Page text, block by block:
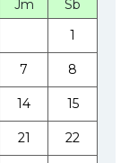
Jm
Sb
1
7 8
14 15
21 22